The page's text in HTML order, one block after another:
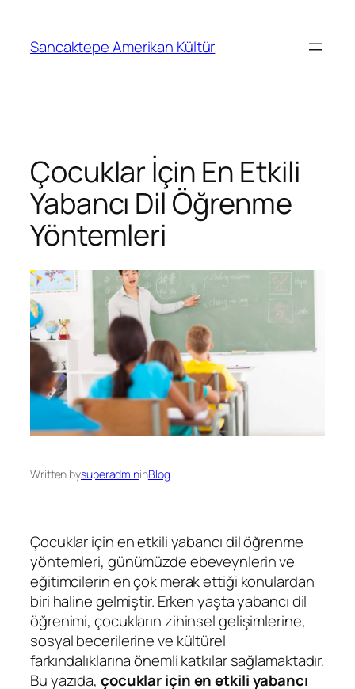
Sancaktepe Amerikan Kültür
Çocuklar İçin En Etkili
Yabancı Dil Öğrenme
Yöntemleri
Written bysuperadmininBlog
Çocuklar için en etkili yabancı dil öğrenme
yöntemleri, günümüzde ebeveynlerin ve
eğitimcilerin en çok merak ettiği konulardan
biri haline gelmiştir. Erken yaşta yabancı dil
öğrenimi, çocukların zihinsel gelişimlerine,
sosyal becerilerine ve kültürel
farkındalıklarına önemli katkılar sağlamaktadır.
Bu yazıda, çocuklar için en etkili yabancı